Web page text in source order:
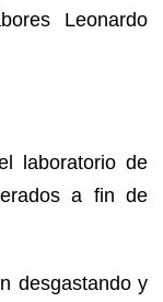
Leonardo
laboratorio de
a fin de
desgastando y